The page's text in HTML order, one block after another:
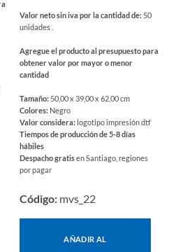
Valor neto sin iva por la cantidad de: 50
unidades .
Agregue el producto al presupuesto para
obtener valor por mayor o menor
cantidad
Tamaño: 50,00 x 39,00 x 62,00 cm
Colores: Negro
Valor considera: logotipo impresión dtf
Tiempos de producción de 5-8 días
hábiles
Despacho gratisen Santiago, regiones
por pagar
Código: mvs_22
AÑADIR AL